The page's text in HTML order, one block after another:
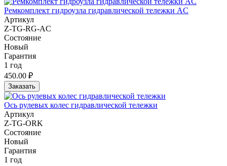
Ремкомплект гидроузла гидравлической тележки AC
Артикул
Z-TG-RG-AC
Состояние
Новый
Гарантия
1 год
450.00 ₽
Заказать
Ось рулевых колес гидравлической тележки
Артикул
Z-TG-ORK
Состояние
Новый
Гарантия
1 год